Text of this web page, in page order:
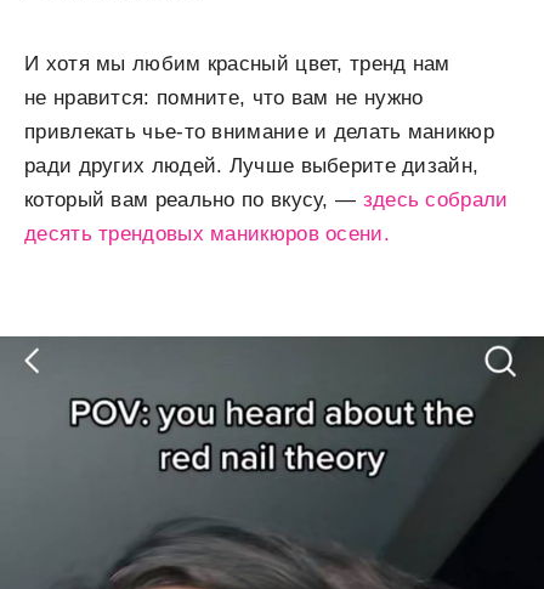
И хотя мы любим красный цвет, тренд нам
не нравится: помните, что вам не нужно
привлекать чье-то внимание и делать маникюр
ради других людей. Лучше выберите дизайн,
который вам реально по вкусу, — здесь собрали
десять трендовых маникюров осени.